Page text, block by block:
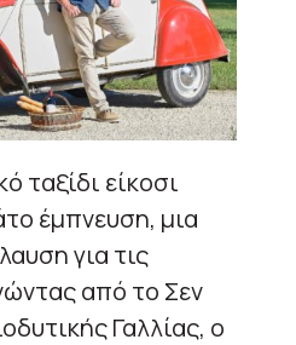
ταξίδι είκοσι
έμπνευση, μια
για τις
από το Σεν
Γαλλίας, ο